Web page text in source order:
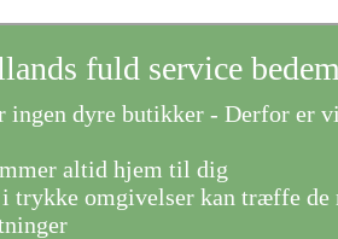
fuld service
ingen dyre butikker - Derfor er
altid hjem til dig
i trykke omgivelser kan træffe de